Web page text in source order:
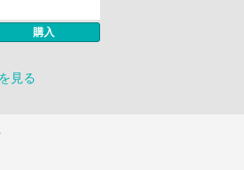
購入
見る